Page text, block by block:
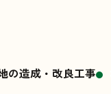
の造成・改良工事